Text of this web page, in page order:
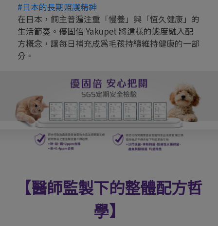
#日本的長期照護精神
在日本，飼主普遍注重「慢養」與「恆久健康」的
生活節奏。優固倍 Yakupet 將這樣的態度融入配
方概念，讓每日補充成為毛孩持續維持健康的一部
分。
【醫師監製下的整體配方哲
學】